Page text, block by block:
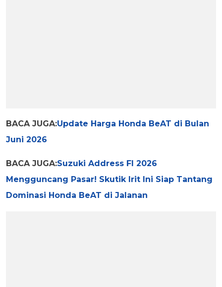
BACA JUGA:Update Harga Honda BeAT di Bulan
Juni 2026
BACA JUGA:Suzuki Address FI 2026
Mengguncang Pasar! Skutik Irit Ini Siap Tantang
Dominasi Honda BeAT di Jalanan